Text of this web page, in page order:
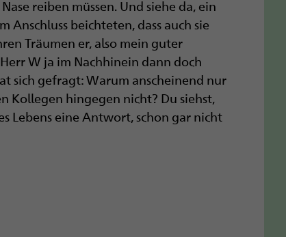
reiben müssen. Und siehe da, ein
beichteten, dass auch sie
Träumen er, also mein guter
W ja im Nachhinein dann doch
sich gefragt: Warum anscheinend nur
Kollegen hingegen nicht? Du siehst,
Lebens eine Antwort, schon gar nicht